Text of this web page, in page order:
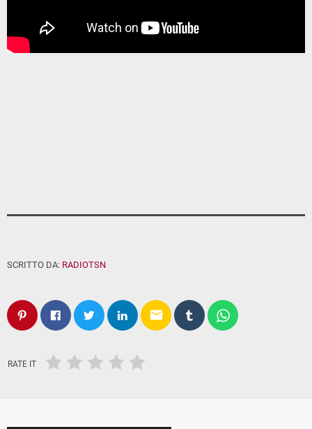
SCRITTO DA: RADIOTSN
email
RATE IT